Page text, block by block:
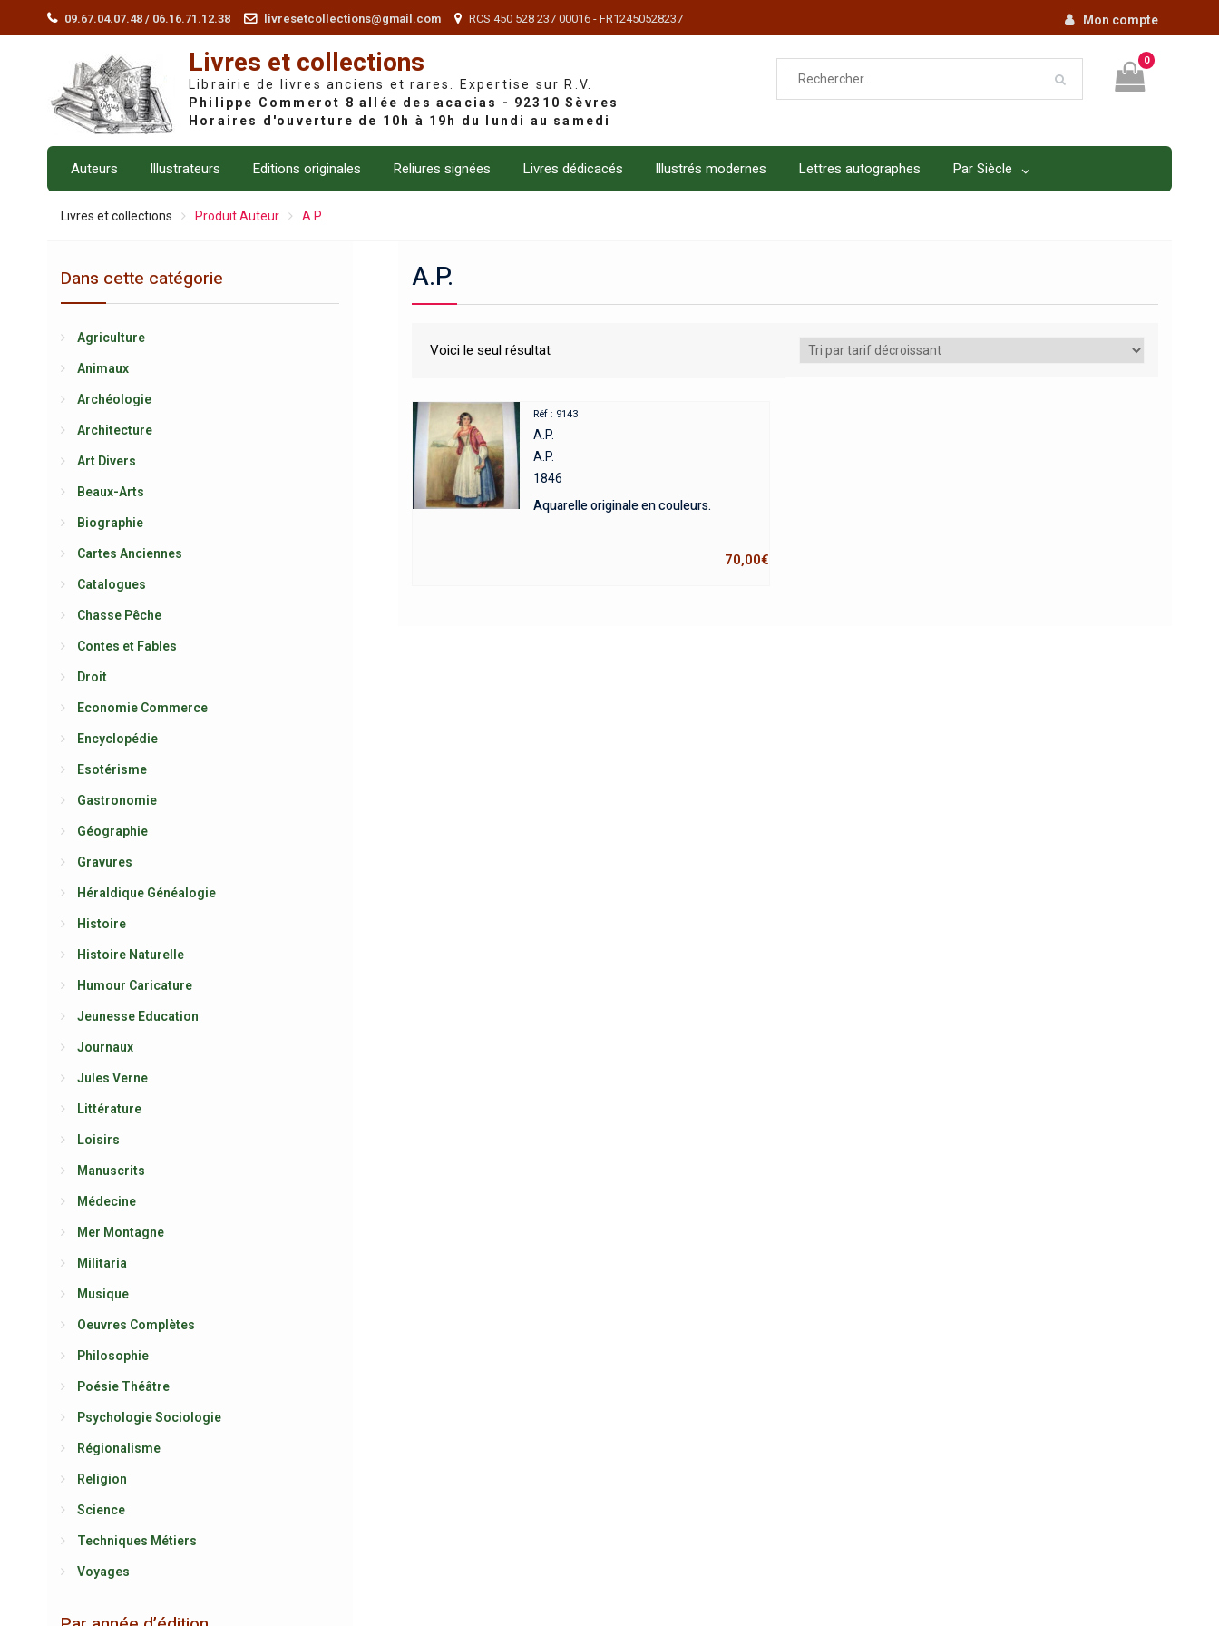
09.67.04.07.48 / 06.16.71.12.38 livresetcollections@gmail.com RCS 450 528 237 00016 - FR12450528237 Mon compte
Livres et collections
Librairie de livres anciens et rares. Expertise sur R.V.
0
Auteurs Illustrateurs Editions originales Reliures signées Livres dédicacés Illustrés modernes Lettres autographes Par Siècle
Livres et collections Produit Auteur A.P.
A.P.
Voici le seul résultat
Réf : 9143
A.P.
A.P.
1846
Aquarelle originale en couleurs.
70,00€
Dans cette catégorie
Agriculture
Animaux
Archéologie
Architecture
Art Divers
Beaux-Arts
Biographie
Cartes Anciennes
Catalogues
Chasse Pêche
Contes et Fables
Droit
Economie Commerce
Encyclopédie
Esotérisme
Gastronomie
Géographie
Gravures
Héraldique Généalogie
Histoire
Histoire Naturelle
Humour Caricature
Jeunesse Education
Journaux
Jules Verne
Littérature
Loisirs
Manuscrits
Médecine
Mer Montagne
Militaria
Musique
Oeuvres Complètes
Philosophie
Poésie Théâtre
Psychologie Sociologie
Régionalisme
Religion
Science
Techniques Métiers
Voyages